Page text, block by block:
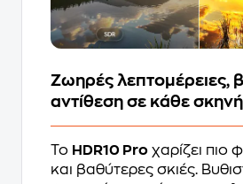
Ζωηρές λεπτομέρειες,
αντίθεση σε κάθε σκηνή
Το HDR10 Pro χαρίζει πιο
και βαθύτερες σκιές.